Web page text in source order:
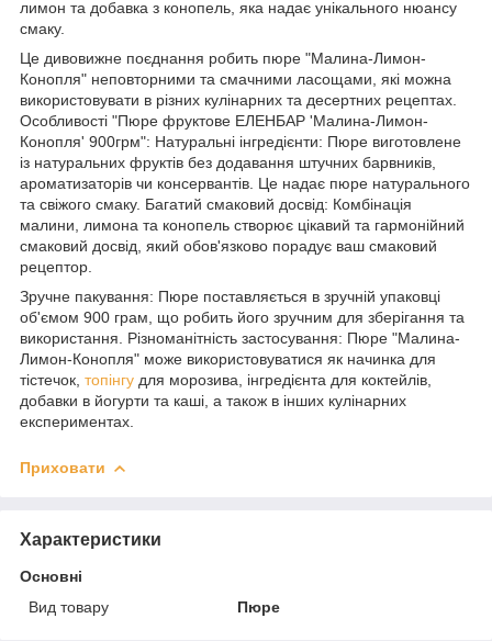
лимон та добавка з конопель, яка надає унікального нюансу
смаку.
Це дивовижне поєднання робить пюре "Малина-Лимон-
Конопля" неповторними та смачними ласощами, які можна
використовувати в різних кулінарних та десертних рецептах.
Особливості "Пюре фруктове ЕЛЕНБАР 'Малина-Лимон-
Конопля' 900грм": Натуральні інгредієнти: Пюре виготовлене
із натуральних фруктів без додавання штучних барвників,
ароматизаторів чи консервантів. Це надає пюре натурального
та свіжого смаку. Багатий смаковий досвід: Комбінація
малини, лимона та конопель створює цікавий та гармонійний
смаковий досвід, який обов'язково порадує ваш смаковий
рецептор.
Зручне пакування: Пюре поставляється в зручній упаковці
об'ємом 900 грам, що робить його зручним для зберігання та
використання. Різноманітність застосування: Пюре "Малина-
Лимон-Конопля" може використовуватися як начинка для
тістечок, топінгу для морозива, інгредієнта для коктейлів,
добавки в йогурти та каші, а також в інших кулінарних
експериментах.
Приховати
Характеристики
Основні
Вид товару
Пюре